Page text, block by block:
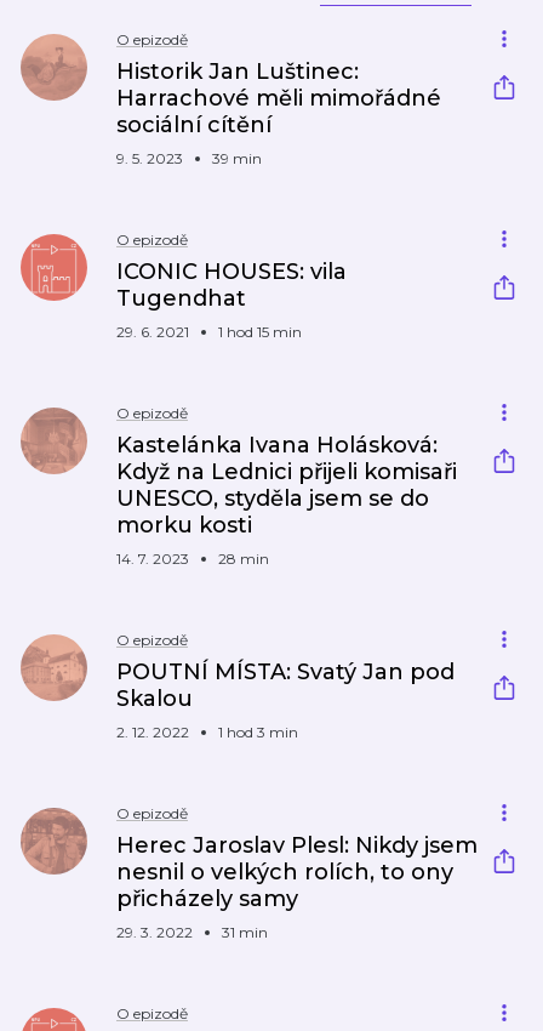
O epizodě
Historik Jan Luštinec:
Harrachové měli mimořádné
sociální cítění
9. 5. 2023 39 min
O epizodě
ICONIC HOUSES: vila
Tugendhat
29. 6. 2021 1 hod 15 min
O epizodě
Kastelánka Ivana Holásková:
Když na Lednici přijeli komisaři
UNESCO, styděla jsem se do
morku kosti
14. 7. 2023 28 min
O epizodě
POUTNÍ MÍSTA: Svatý Jan pod
Skalou
2. 12. 2022 1 hod 3 min
O epizodě
Herec Jaroslav Plesl: Nikdy jsem
nesnil o velkých rolích, to ony
přicházely samy
29. 3. 2022 31 min
O epizodě